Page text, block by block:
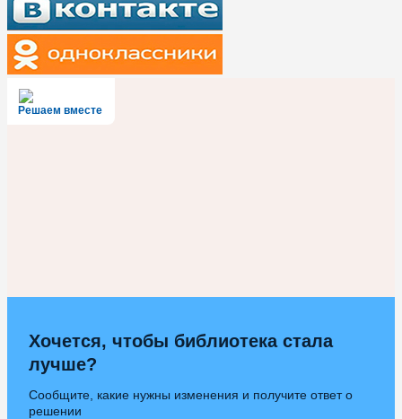
Решаем вместе
Хочется, чтобы библиотека стала
лучше?
Сообщите, какие нужны изменения и получите ответ о
решении